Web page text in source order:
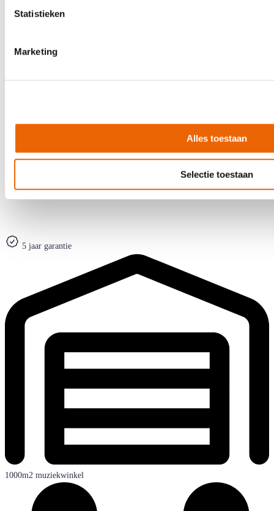
Statistieken
Marketing
Alles toestaan
Selectie toestaan
Beschermt het gehele DAVE 12 G4X systeem
Gewatteerde beschermhoezen van waterafstotend 1680D nylon
Buitenzak op de subwooferhoes voor het opbergen van accessoires
Eenvoudig transport van het hele systeem dankzij vier 80 mm zware
Merk
LD Systems
Artikelnummer 72815
5 jaar garantie
1000m2 muziekwinkel